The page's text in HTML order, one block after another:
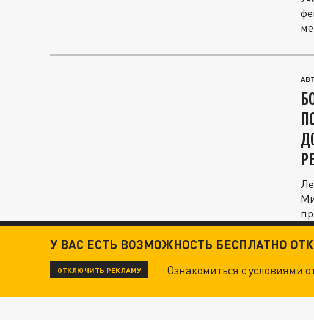
У ВАС ЕСТЬ ВОЗМОЖНОСТЬ БЕСПЛАТНО
ОТКЛЮЧИТЬ РЕКЛАМУ Ознакомиться с условиями